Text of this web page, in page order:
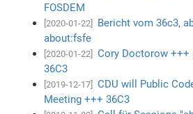
FOSDEM
[2020-01-22]
Bericht vom 36c3,
about:fsfe
[2020-01-22]
Cory Doctorow +++
36C3
[2019-12-17]
CDU will Public
Meeting +++ 36C3